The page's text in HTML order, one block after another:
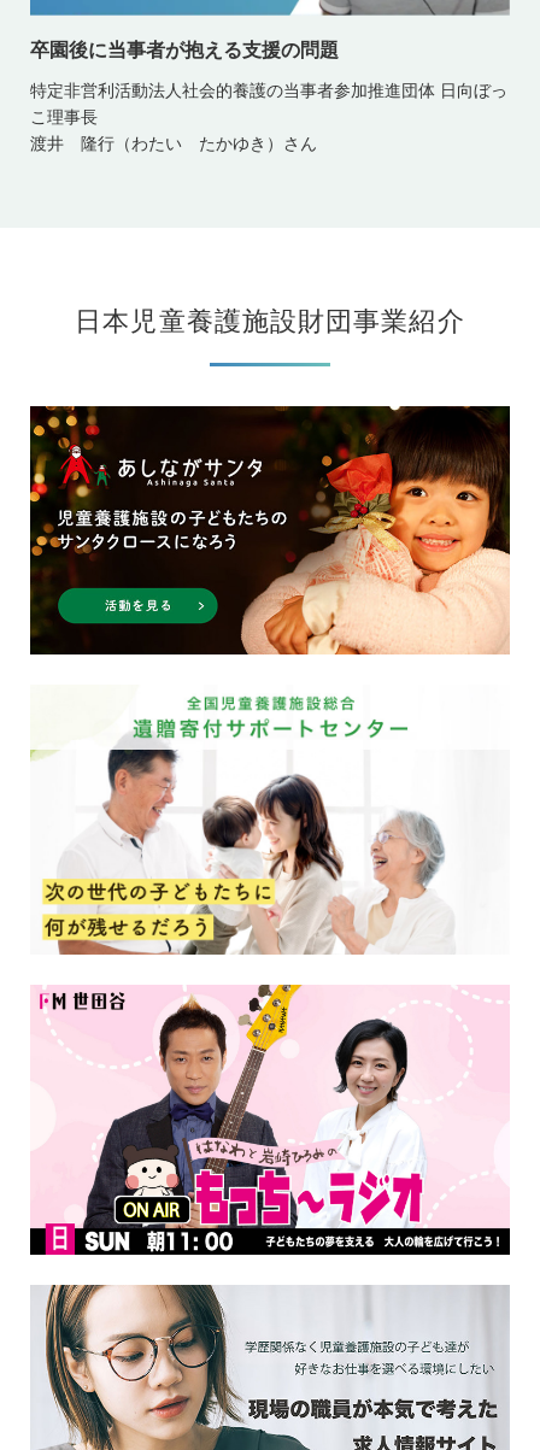
卒園後に当事者が抱える支援の問題
特定非営利活動法人社会的養護の当事者参加推進団体 日向ぼっ
こ理事長
渡井 隆行（わたい たかゆき）さん
日本児童養護施設財団事業紹介